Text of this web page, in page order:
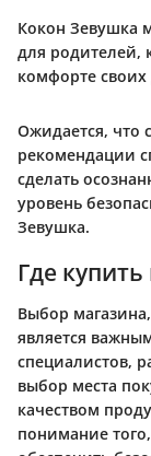
Кокон Зевушка
для родителей,
комфорте своих
Ожидается, что
рекомендации
сделать
уровень
Зевушка.
Где
Выбор
является
специалистов,
выбор места
качеством
понимание